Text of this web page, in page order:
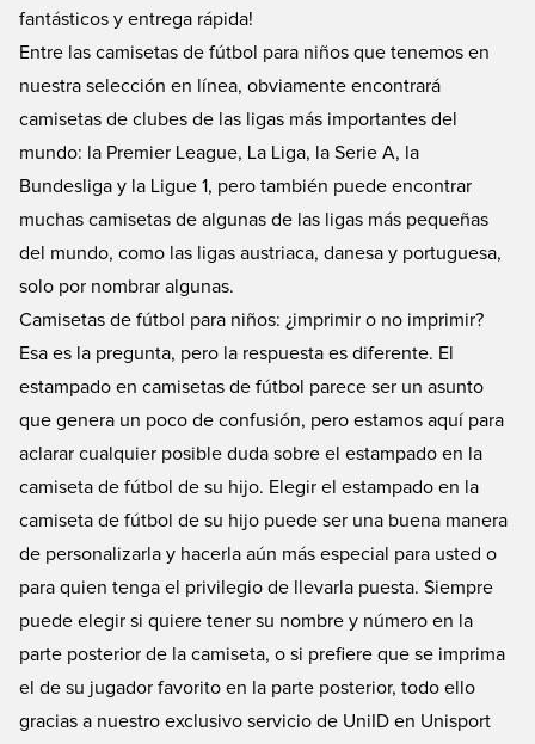
fantásticos y entrega rápida!
Entre las camisetas de fútbol para niños que tenemos en
nuestra selección en línea, obviamente encontrará
camisetas de clubes de las ligas más importantes del
mundo: la Premier League, La Liga, la Serie A, la
Bundesliga y la Ligue 1, pero también puede encontrar
muchas camisetas de algunas de las ligas más pequeñas
del mundo, como las ligas austriaca, danesa y portuguesa,
solo por nombrar algunas.
Camisetas de fútbol para niños: ¿imprimir o no imprimir?
Esa es la pregunta, pero la respuesta es diferente. El
estampado en camisetas de fútbol parece ser un asunto
que genera un poco de confusión, pero estamos aquí para
aclarar cualquier posible duda sobre el estampado en la
camiseta de fútbol de su hijo. Elegir el estampado en la
camiseta de fútbol de su hijo puede ser una buena manera
de personalizarla y hacerla aún más especial para usted o
para quien tenga el privilegio de llevarla puesta. Siempre
puede elegir si quiere tener su nombre y número en la
parte posterior de la camiseta, o si prefiere que se imprima
el de su jugador favorito en la parte posterior, todo ello
gracias a nuestro exclusivo servicio de UniID en Unisport